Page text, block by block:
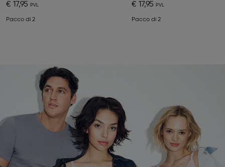
€ 17,95
Pacco di 2
€ 17,95
Pacco di 2